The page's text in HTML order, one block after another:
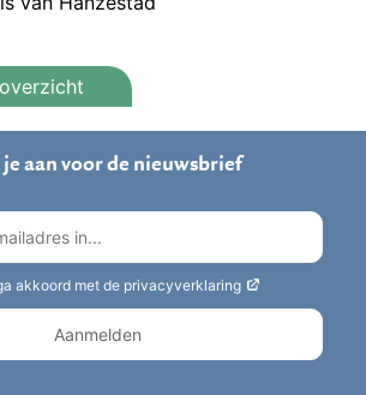
aan voor de nieuwsbrief
akkoord met de privacyverklaring